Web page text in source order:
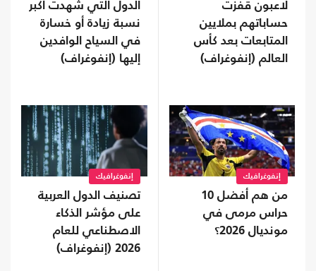
لاعبون قفزت
حساباتهم بملايين
المتابعات بعد كأس
العالم (إنفوغراف)
الدول التي شهدت أكبر
نسبة زيادة أو خسارة
في السياح الوافدين
إليها (إنفوغراف)
إنفوغرافيك
من هم أفضل 10
حراس مرمى في
مونديال 2026؟
إنفوغرافيك
تصنيف الدول العربية
على مؤشر الذكاء
الاصطناعي للعام
2026 (إنفوغراف)